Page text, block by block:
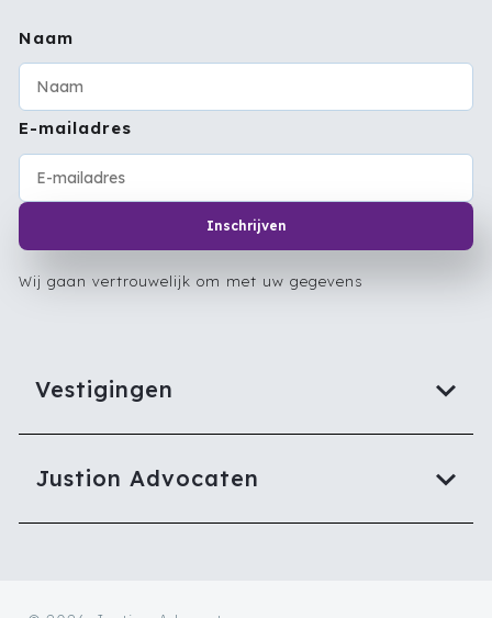
Vestigingen
Justion Advocaten
Naam
E-mailadres
Inschrijven
Wij gaan vertrouwelijk om met uw gegevens